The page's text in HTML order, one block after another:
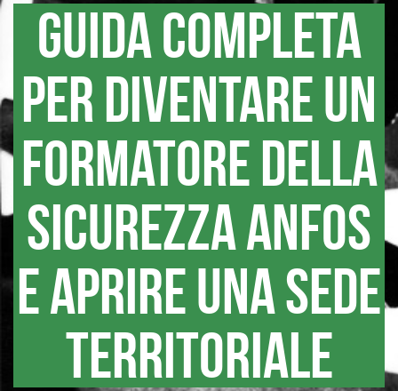
Guida completa
per diventare un
formatore della
sicurezza ANFOS
e aprire una sede
territoriale